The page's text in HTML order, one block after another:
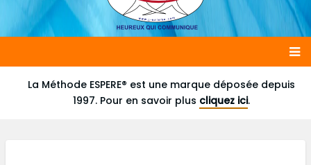
Main
navigation
La Méthode ESPERE® est une marque déposée depuis
1997. Pour en savoir plus cliquez ici.